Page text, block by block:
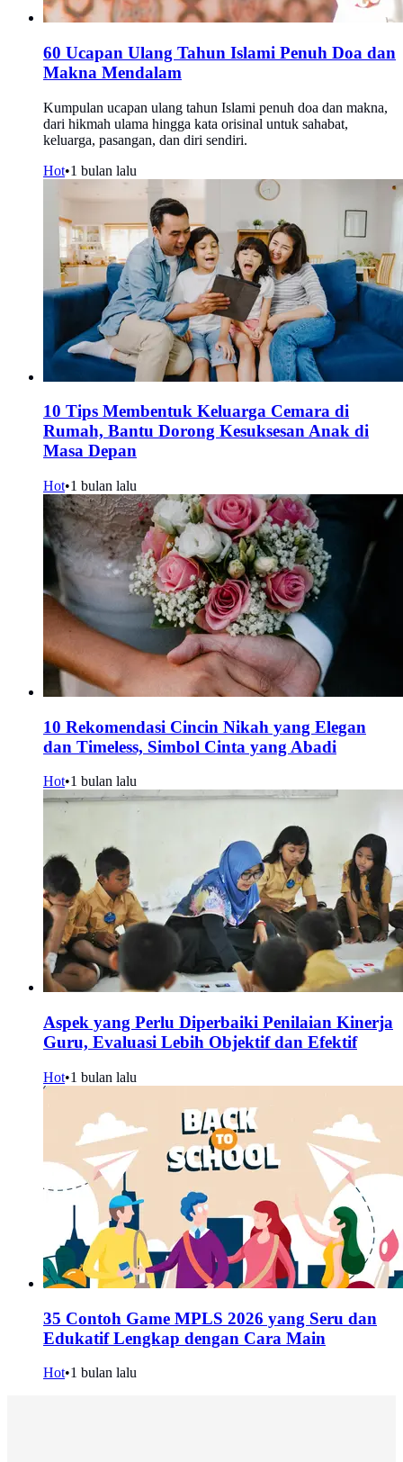
60 Ucapan Ulang Tahun Islami Penuh Doa dan
Makna Mendalam
Kumpulan ucapan ulang tahun Islami penuh doa dan makna,
dari hikmah ulama hingga kata orisinal untuk sahabat,
keluarga, pasangan, dan diri sendiri.
Hot•1 bulan lalu
10 Tips Membentuk Keluarga Cemara di
Rumah, Bantu Dorong Kesuksesan Anak di
Masa Depan
Hot•1 bulan lalu
10 Rekomendasi Cincin Nikah yang Elegan
dan Timeless, Simbol Cinta yang Abadi
Hot•1 bulan lalu
Aspek yang Perlu Diperbaiki Penilaian Kinerja
Guru, Evaluasi Lebih Objektif dan Efektif
Hot•1 bulan lalu
35 Contoh Game MPLS 2026 yang Seru dan
Edukatif Lengkap dengan Cara Main
Hot•1 bulan lalu